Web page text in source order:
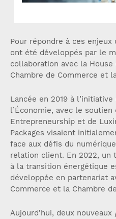
Pour répondre à ces enjeux
ont été développés par le
collaboration avec la
Chambre de Commerce et
Lancée en 2019 à
l’Économie, avec le
Entrepreneurship et de
Packages visaient
face aux défis du
relation client. En 2022, un
à la transition énergétique
développée en partenariat
Commerce et la Chambre
Aujourd’hui, deux nouveaux